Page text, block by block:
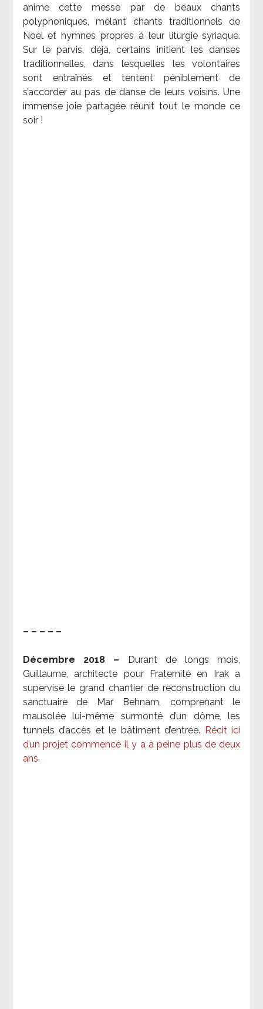
anime cette messe par de beaux chants
polyphoniques, mêlant chants traditionnels de
Noël et hymnes propres à leur liturgie syriaque.
Sur le parvis, déjà, certains initient les danses
traditionnelles, dans lesquelles les volontaires
sont entraînés et tentent péniblement de
s’accorder au pas de danse de leurs voisins. Une
immense joie partagée réunit tout le monde ce
soir !
– – – – –
Décembre 2018 –
Durant de longs mois,
Guillaume, architecte pour Fraternité en Irak a
supervisé le grand chantier de reconstruction du
sanctuaire de Mar Behnam, comprenant le
mausolée lui-même surmonté d’un dôme, les
tunnels d’accès et le bâtiment d’entrée.
Récit ici
d’un projet commencé il y a à peine plus de deux
ans.